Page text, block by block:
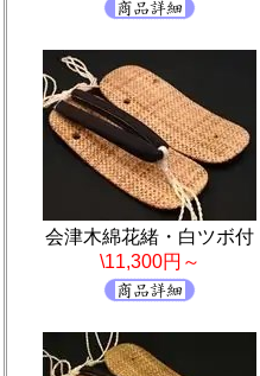
会津木綿花緒・白ツボ付
\11,300円～